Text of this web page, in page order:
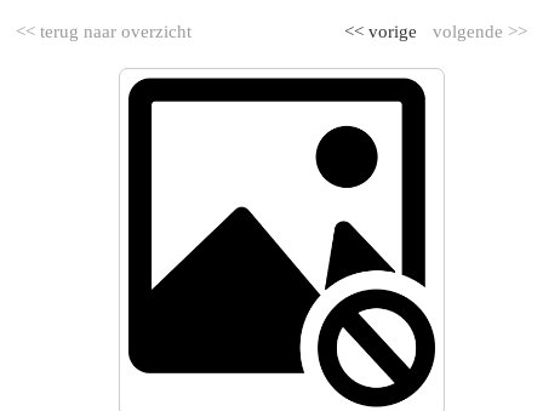
<< terug naar overzicht volgende >>
<< vorige